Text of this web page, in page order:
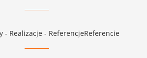
- Realizacje - ReferencjeReferencie